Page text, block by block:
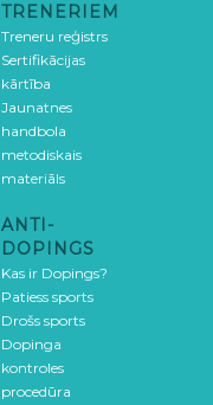
TRENERIEM
Treneru reģistrs
Sertifikācijas
kārtība
Jaunatnes
handbola
metodiskais
materiāls
ANTI-
DOPINGS
Kas ir Dopings?
Patiess sports
Drošs sports
Dopinga
kontroles
procedūra